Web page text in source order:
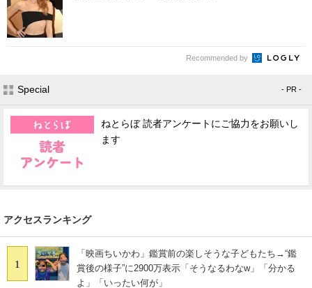
Recommended by
Special - PR -
ねとらぼ 読者アンケートにご協力をお願いし
ます
アクセスランキング
1
「映画ちいかわ」鑑賞前の楽しそうな子どもたち→“鑑
賞後の様子”に2900万表示「そうなるわなw」「分かる
よ」「いったい何が」